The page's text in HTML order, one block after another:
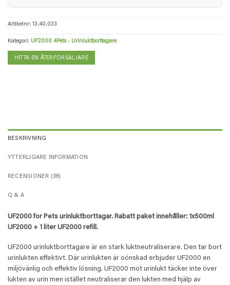
Artikelnr: 13.40.033
Kategori: UF2000 4Pets - Urinluktborttagare
HITTA EN ÅTERFÖRSÄLJARE
BESKRIVNING
YTTERLIGARE INFORMATION
RECENSIONER (38)
Q & A
UF2000 for Pets urinluktborttagar. Rabatt paket innehåller: 1x500ml
UF2000 + 1 liter UF2000 refill.
UF2000 urinluktborttagare är en stark luktneutraliserare. Den tar bort
urinlukten effektivt. Där urinlukten är oönskad erbjuder UF2000 en
miljövänlig och effektiv lösning. UF2000 mot urinlukt täcker inte över
lukten av urin men istället neutraliserar den lukten med hjälp av